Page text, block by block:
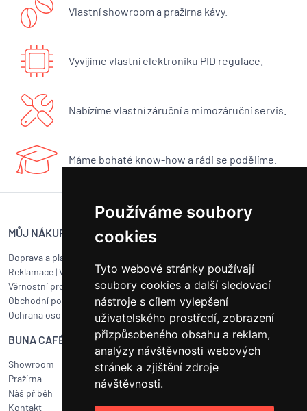
Používáme soubory
cookies
Tyto webové stránky používají
soubory cookies a další sledovací
nástroje s cílem vylepšení
uživatelského prostředí, zobrazení
přizpůsobeného obsahu a reklam,
analýzy návštěvnosti webových
stránek a zjištění zdroje
návštěvnosti.
Vlastní showroom a pražírna kávy.
Vyvíjíme vlastní elektroniku PID regulace.
Nabízíme vlastní záruční a mimozáruční servis.
Máme bohaté know-how a rádi se podělíme.
MŮJ NÁKUP
Doprava a platba
Reklamace|Vrácení zboží
Věrnostní program
Obchodní podmínky
Ochrana osobních údajů
Objednat servis
Jak připravit balík na přepravu?
Čištění a údržba
Kariéra
BUNA CAFÉ
Showroom
Pražírna
Náš příběh
Kontakt
RYCHLÝ KONTAKT
BUNA CAFÉ
obchod@bunacafe.cz